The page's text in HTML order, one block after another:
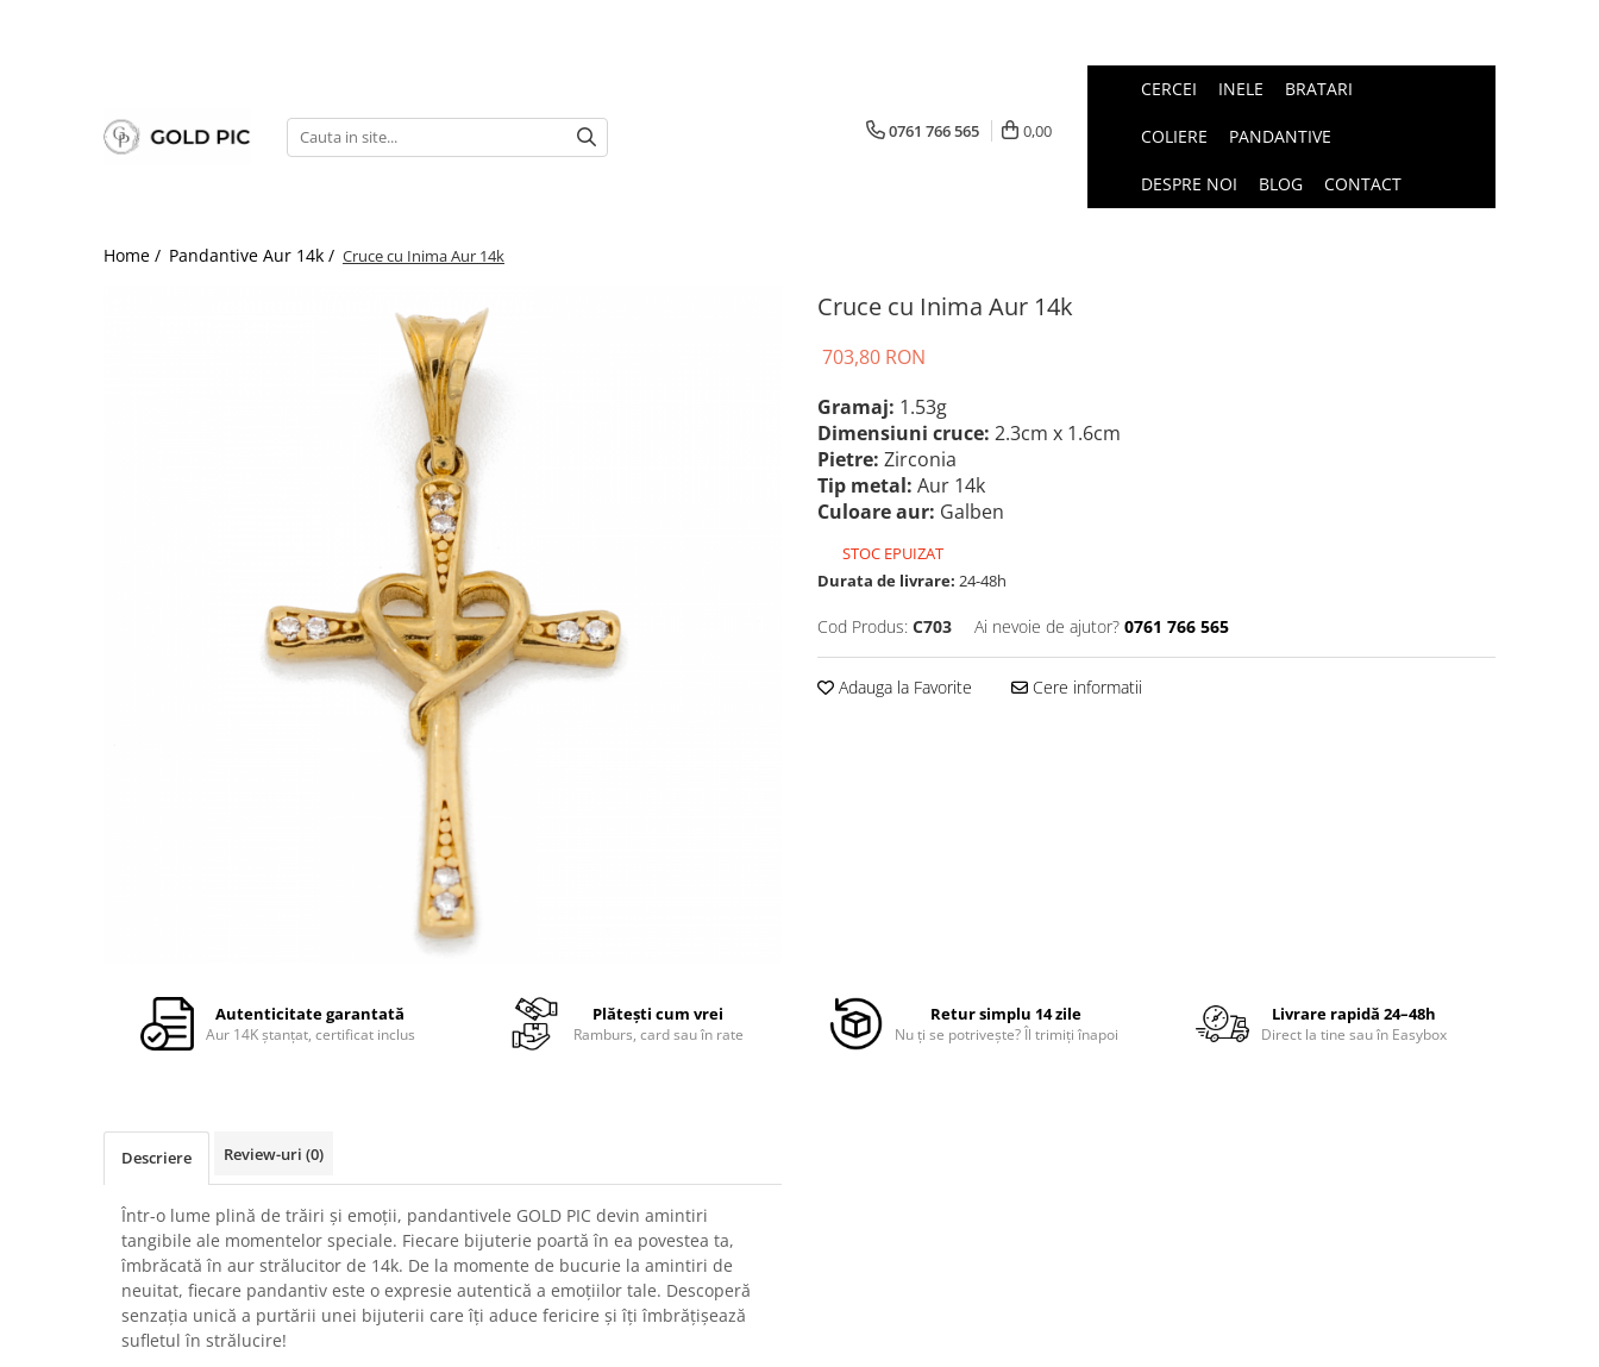
0761 766 565 0,00
CERCEI INELE BRATARI
COLIERE PANDANTIVE
DESPRE NOI BLOG CONTACT
Home / Pandantive Aur 14k / Cruce cu Inima Aur 14k
Cruce cu Inima Aur 14k
703,80 RON
Gramaj: 1.53g
Dimensiuni cruce: 2.3cm x 1.6cm
Pietre: Zirconia
Tip metal: Aur 14k
Culoare aur: Galben
STOC EPUIZAT
Durata de livrare: 24-48h
Cod Produs: C703 Ai nevoie de ajutor? 0761 766 565
Adauga la Favorite Cere informatii
Autenticitate garantată
Aur 14K ștanțat, certificat inclus
Plătești cum vrei
Ramburs, card sau în rate
Retur simplu 14 zile
Nu ți se potrivește? Îl trimiți înapoi
Livrare rapidă 24–48h
Direct la tine sau în Easybox
Descriere Review-uri (0)
Într-o lume plină de trăiri și emoții, pandantivele GOLD PIC devin amintiri
tangibile ale momentelor speciale. Fiecare bijuterie poartă în ea povestea ta,
îmbrăcată în aur strălucitor de 14k. De la momente de bucurie la amintiri de
neuitat, fiecare pandantiv este o expresie autentică a emoțiilor tale. Descoperă
senzația unică a purtării unei bijuterii care îți aduce fericire și îți îmbrățișează
sufletul în strălucire!